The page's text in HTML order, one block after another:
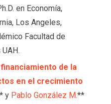
en Economía,
Los Angeles,
Facultad de
de la
en el crecimiento
* y Pablo González M.**